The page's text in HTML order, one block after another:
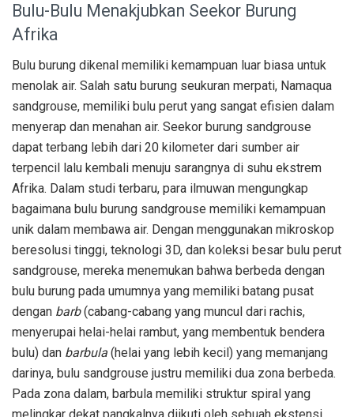
Bulu-Bulu Menakjubkan Seekor Burung
Afrika
Bulu burung dikenal memiliki kemampuan luar biasa untuk
menolak air. Salah satu burung seukuran merpati, Namaqua
sandgrouse, memiliki bulu perut yang sangat efisien dalam
menyerap dan menahan air. Seekor burung sandgrouse
dapat terbang lebih dari 20 kilometer dari sumber air
terpencil lalu kembali menuju sarangnya di suhu ekstrem
Afrika. Dalam studi terbaru, para ilmuwan mengungkap
bagaimana bulu burung sandgrouse memiliki kemampuan
unik dalam membawa air. Dengan menggunakan mikroskop
beresolusi tinggi, teknologi 3D, dan koleksi besar bulu perut
sandgrouse, mereka menemukan bahwa berbeda dengan
bulu burung pada umumnya yang memiliki batang pusat
dengan barb(cabang-cabang yang muncul dari rachis,
menyerupai helai-helai rambut, yang membentuk bendera
bulu) dan barbula (helai yang lebih kecil) yang memanjang
darinya, bulu sandgrouse justru memiliki dua zona berbeda.
Pada zona dalam, barbula memiliki struktur spiral yang